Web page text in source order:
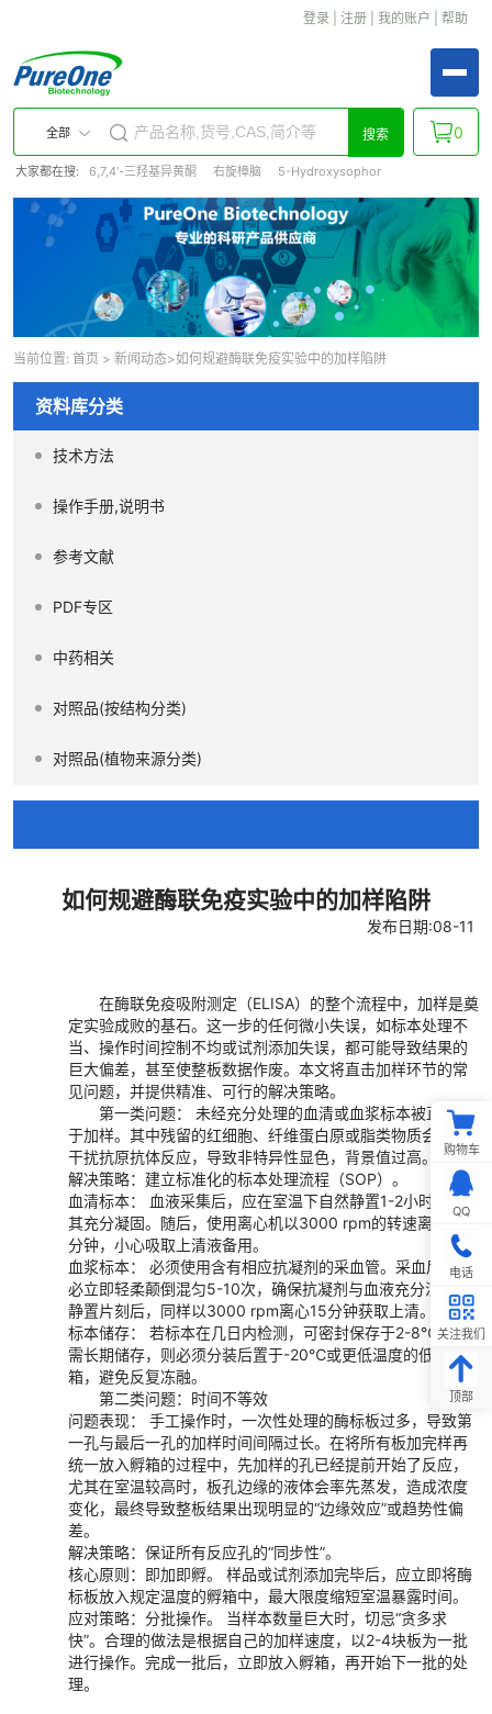
登录 注册 我的账户 帮助
全部 搜索
大家都在搜: 6,7,4'-三羟基异黄酮 右旋樟脑 5-Hydroxysophor
0
当前位置: 首页 > 新闻动态>如何规避酶联免疫实验中的加样陷阱
资料库分类
技术方法
操作手册,说明书
参考文献
PDF专区
中药相关
对照品(按结构分类)
对照品(植物来源分类)
如何规避酶联免疫实验中的加样陷阱
发布日期:08-11
在酶联免疫吸附测定（ELISA）的整个流程中，加样是奠
定实验成败的基石。这一步的任何微小失误，如标本处理不
当、操作时间控制不均或试剂添加失误，都可能导致结果的
巨大偏差，甚至使整板数据作废。本文将直击加样环节的常
见问题，并提供精准、可行的解决策略。
第一类问题： 未经充分处理的血清或血浆标本被直接用
于加样。其中残留的红细胞、纤维蛋白原或脂类物质会严重
干扰抗原抗体反应，导致非特异性显色，背景值过高。
解决策略：建立标准化的标本处理流程（SOP）。
血清标本： 血液采集后，应在室温下自然静置1-2小时，待
其充分凝固。随后，使用离心机以3000 rpm的转速离心15
分钟，小心吸取上清液备用。
血浆标本： 必须使用含有相应抗凝剂的采血管。采血后，务
必立即轻柔颠倒混匀5-10次，确保抗凝剂与血液充分混合。
静置片刻后，同样以3000 rpm离心15分钟获取上清。
标本储存： 若标本在几日内检测，可密封保存于2-8℃；如
需长期储存，则必须分装后置于-20℃或更低温度的低温冰
箱，避免反复冻融。
第二类问题：时间不等效
问题表现： 手工操作时，一次性处理的酶标板过多，导致第
一孔与最后一孔的加样时间间隔过长。在将所有板加完样再
统一放入孵箱的过程中，先加样的孔已经提前开始了反应，
尤其在室温较高时，板孔边缘的液体会率先蒸发，造成浓度
变化，最终导致整板结果出现明显的“边缘效应”或趋势性偏
差。
解决策略：保证所有反应孔的“同步性”。
核心原则：即加即孵。 样品或试剂添加完毕后，应立即将酶
标板放入规定温度的孵箱中，最大限度缩短室温暴露时间。
应对策略：分批操作。 当样本数量巨大时，切忌“贪多求
快”。合理的做法是根据自己的加样速度，以2-4块板为一批
进行操作。完成一批后，立即放入孵箱，再开始下一批的处
理。
购物车
QQ
电话
关注我们
顶部